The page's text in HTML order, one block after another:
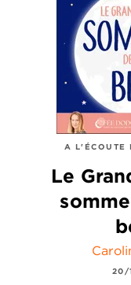
A L'ÉCOUTE
Le
20/